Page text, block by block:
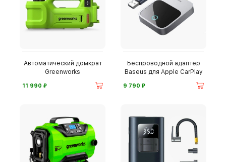
Автоматический домкрат
Greenworks
11 990 ⃏
Беспроводной адаптер
Baseus для Apple CarPlay
9 790 ⃏